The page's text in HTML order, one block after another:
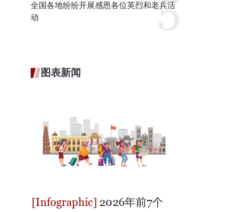
全国各地纷纷开展感恩各位英烈和老兵活
动
图表新闻
2026年前7个